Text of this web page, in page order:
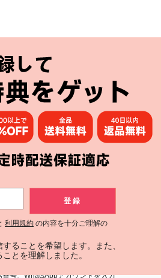
購読
登録する
号、WhatsAppアカウントを入力
登録
利用規約 の内容を十分ご理解の
ることを希望します。また、
とを理解しました。